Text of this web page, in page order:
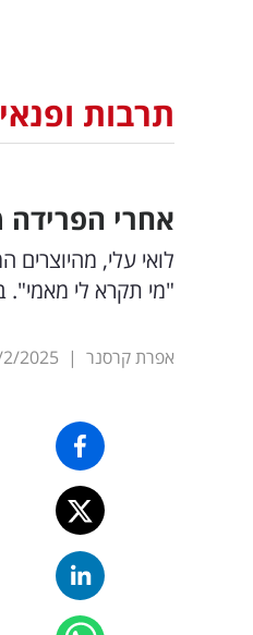
תרבות ופנאי
אחרי
לואי עלי,
"מי תקרא לי מאמי".
אפרת קרסנר |
2025